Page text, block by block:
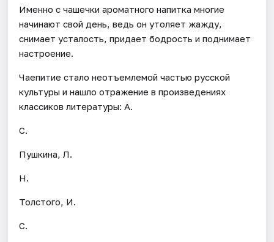
Именно с чашечки ароматного напитка многие
начинают свой день, ведь он утоляет жажду,
снимает усталость, придает бодрость и поднимает
настроение.
Чаепитие стало неотъемлемой частью русской
культуры и нашло отражение в произведениях
классиков литературы: А.
С.
Пушкина, Л.
Н.
Толстого, И.
С.